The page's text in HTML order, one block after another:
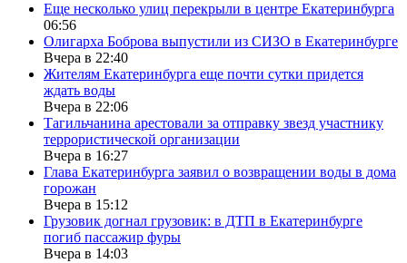
Еще несколько улиц перекрыли в центре Екатеринбурга
06:56
Олигарха Боброва выпустили из СИЗО в Екатеринбурге
Вчера в 22:40
Жителям Екатеринбурга еще почти сутки придется
ждать воды
Вчера в 22:06
Тагильчанина арестовали за отправку звезд участнику
террористической организации
Вчера в 16:27
Глава Екатеринбурга заявил о возвращении воды в дома
горожан
Вчера в 15:12
Грузовик догнал грузовик: в ДТП в Екатеринбурге
погиб пассажир фуры
Вчера в 14:03